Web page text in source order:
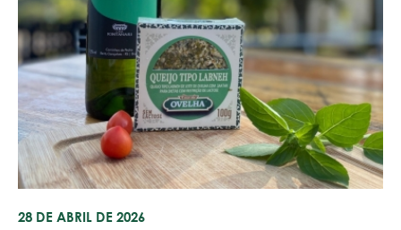
28 DE ABRIL DE 2026